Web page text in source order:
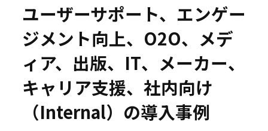
事例
お役立ち情報
ユーザーサポート、エンゲー
ジメント向上、O2O、メデ
ィア、出版、IT、メーカー、
キャリア支援、社内向け
（Internal）の導入事例